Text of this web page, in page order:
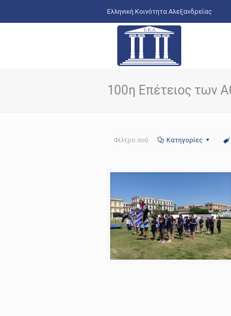
Ελληνική Κοινότητα Αλεξανδρείας
100η Επέτειος των
Φίλτρο ανά Κατηγορίες